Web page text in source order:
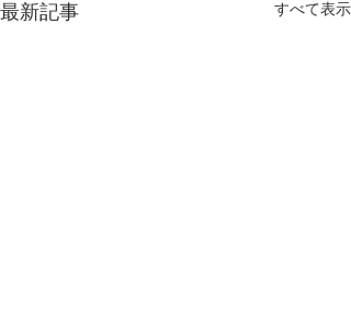
最新記事 すべて表示